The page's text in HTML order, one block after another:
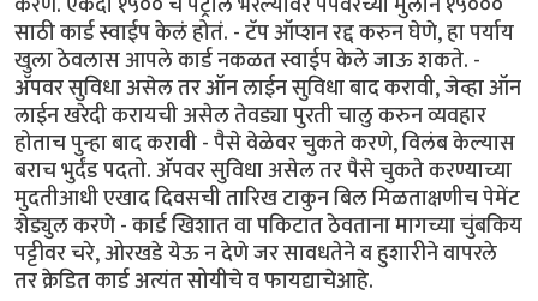
साठी कार्ड स्वाईप केलं होतं. - टॅप ऑप्शन रद्द करुन घेणे, हा पर्याय
खुला ठेवलास आपले कार्ड नकळत स्वाईप केले जाऊ शकते. -
अ‍ॅपवर सुविधा असेल तर ऑन लाईन सुविधा बाद करावी, जेव्हा ऑन
लाईन खरेदी करायची असेल तेवड्या पुरती चालु करुन व्यवहार
होताच पुन्हा बाद करावी - पैसे वेळेवर चुकते करणे, विलंब केल्यास
बराच भुर्दंड पदतो. अ‍ॅपवर सुविधा असेल तर पैसे चुकते करण्याच्या
मुदतीआधी एखाद दिवसची तारिख टाकुन बिल मिळताक्षणीच पेमेंट
शेड्युल करणे - कार्ड खिशात वा पकिटात ठेवताना मागच्या चुंबकिय
पट्टीवर चरे, ओरखडे येऊ न देणे जर सावधतेने व हुशारीने वापरले
तर क्रेडित कार्ड अत्यंत सोयीचे व फायद्याचेआहे.